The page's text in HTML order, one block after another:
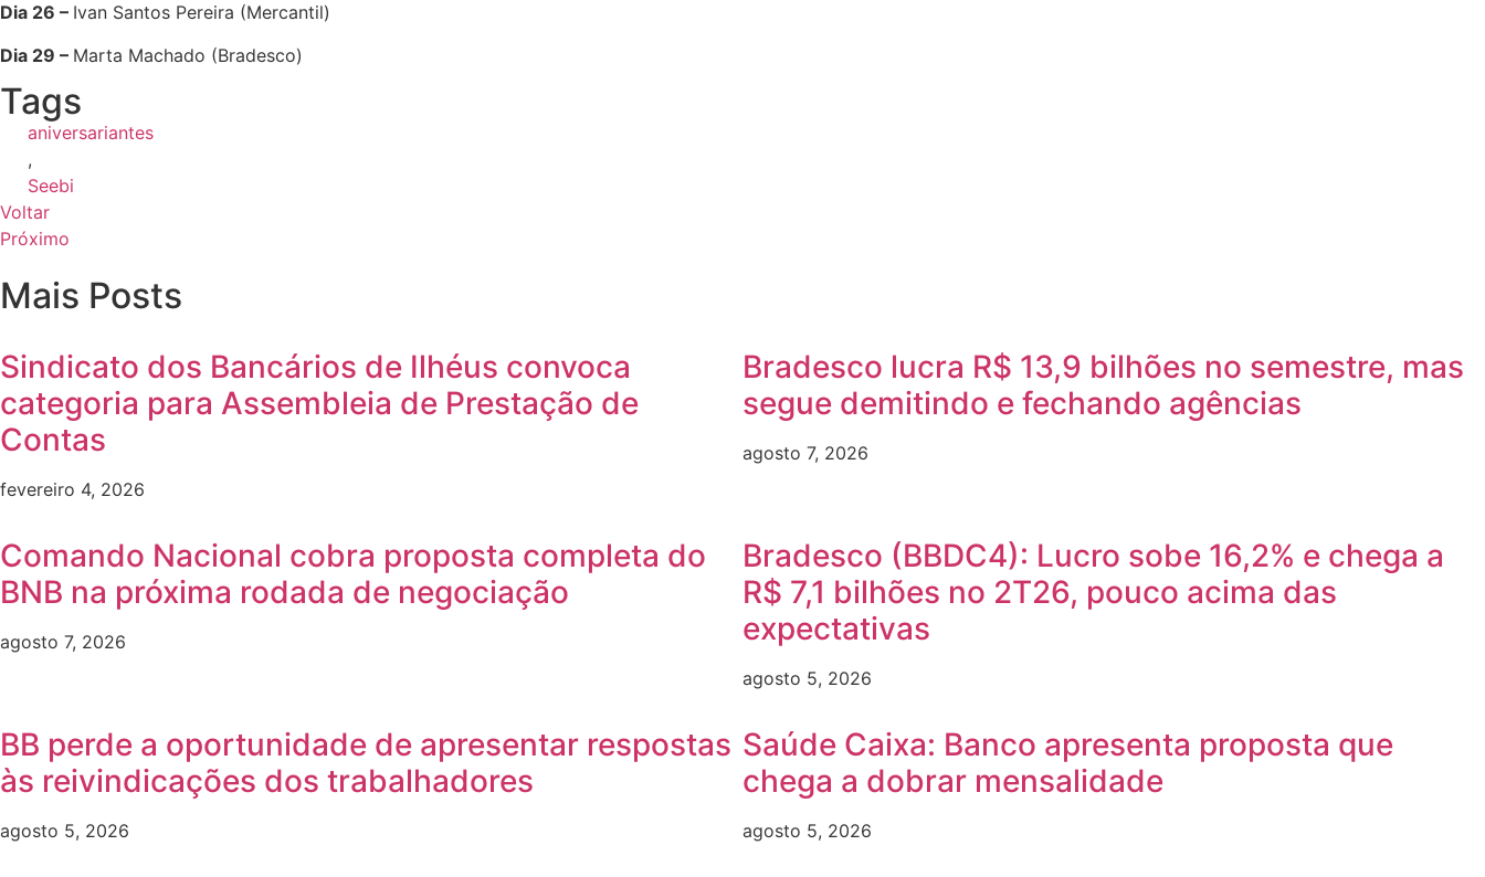
Dia 26 – Ivan Santos Pereira (Mercantil)
Dia 29 – Marta Machado (Bradesco)
Tags
aniversariantes
,
Seebi
Voltar
Próximo
Mais Posts
Sindicato dos Bancários de Ilhéus convoca
categoria para Assembleia de Prestação de
Contas
fevereiro 4, 2026
Bradesco lucra R$ 13,9 bilhões no semestre, mas
segue demitindo e fechando agências
agosto 7, 2026
Comando Nacional cobra proposta completa do
BNB na próxima rodada de negociação
agosto 7, 2026
Bradesco (BBDC4): Lucro sobe 16,2% e chega a
R$ 7,1 bilhões no 2T26, pouco acima das
expectativas
agosto 5, 2026
BB perde a oportunidade de apresentar respostas
às reivindicações dos trabalhadores
agosto 5, 2026
Saúde Caixa: Banco apresenta proposta que
chega a dobrar mensalidade
agosto 5, 2026